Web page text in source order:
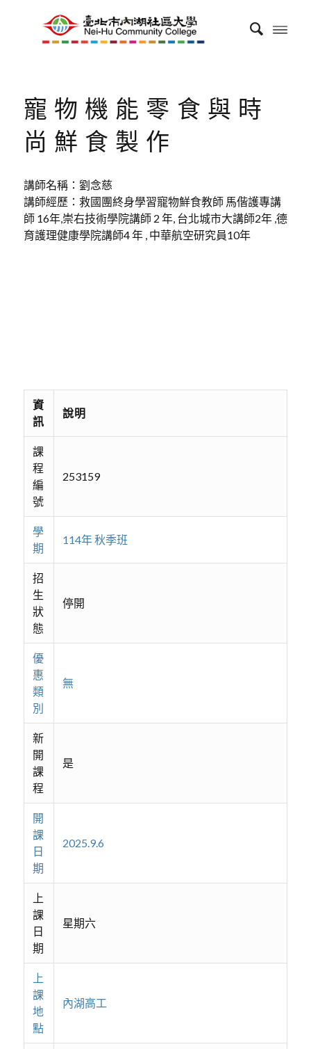
寵物機能零食與時
尚鮮食製作
講師名稱：劉念慈
講師經歷：救國團終身學習寵物鮮食教師 馬偕護專講
師 16年,崇右技術學院講師 2 年, 台北城市大講師2年 ,德
育護理健康學院講師4 年 , 中華航空研究員10年
資
訊
說明
課
程
編
號
253159
學
期
114年 秋季班
招
生
狀
態
停開
優
惠
類
別
無
新
開
課
程
是
開
課
日
期
2025.9.6
上
課
日
期
星期六
上
課
地
點
內湖高工